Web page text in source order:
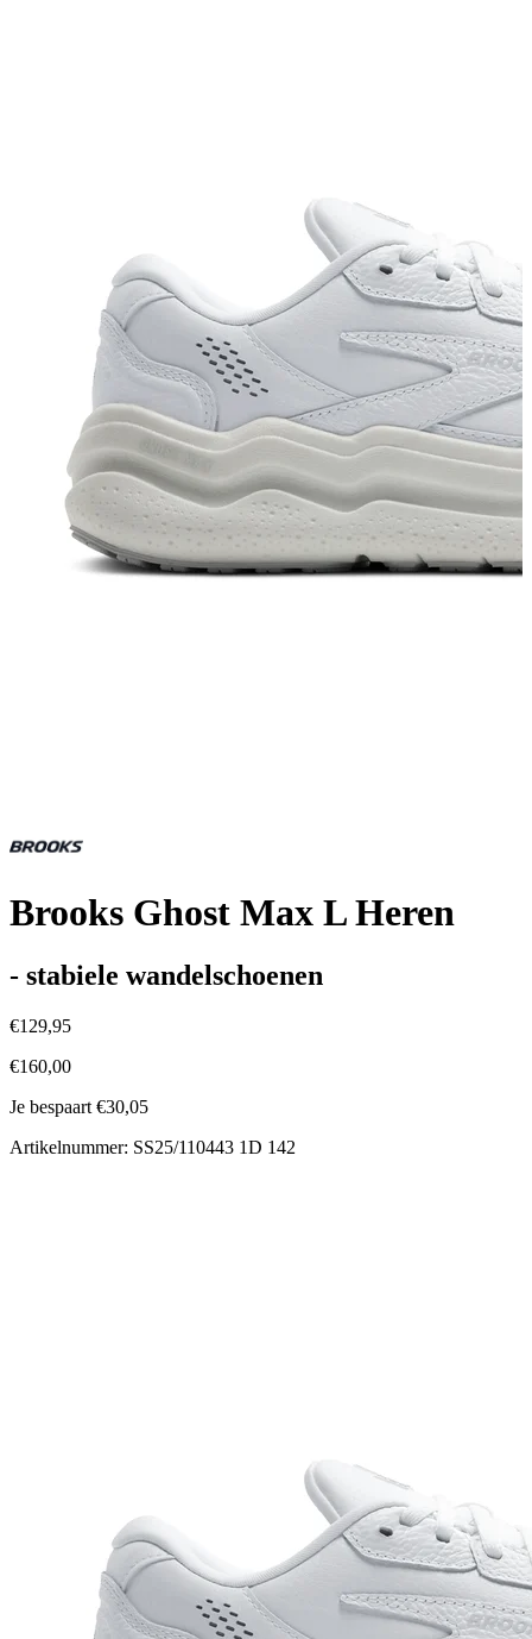
Brooks Ghost Max L Heren
- stabiele wandelschoenen
€129,95
€160,00
Je bespaart €30,05
Artikelnummer: SS25/110443 1D 142